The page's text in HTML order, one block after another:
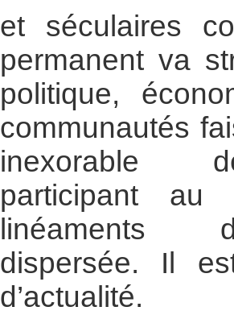
et séculaires
permanent va
politique,
communautés
inexorable
participant au
linéaments
dispersée. Il
d’actualité.